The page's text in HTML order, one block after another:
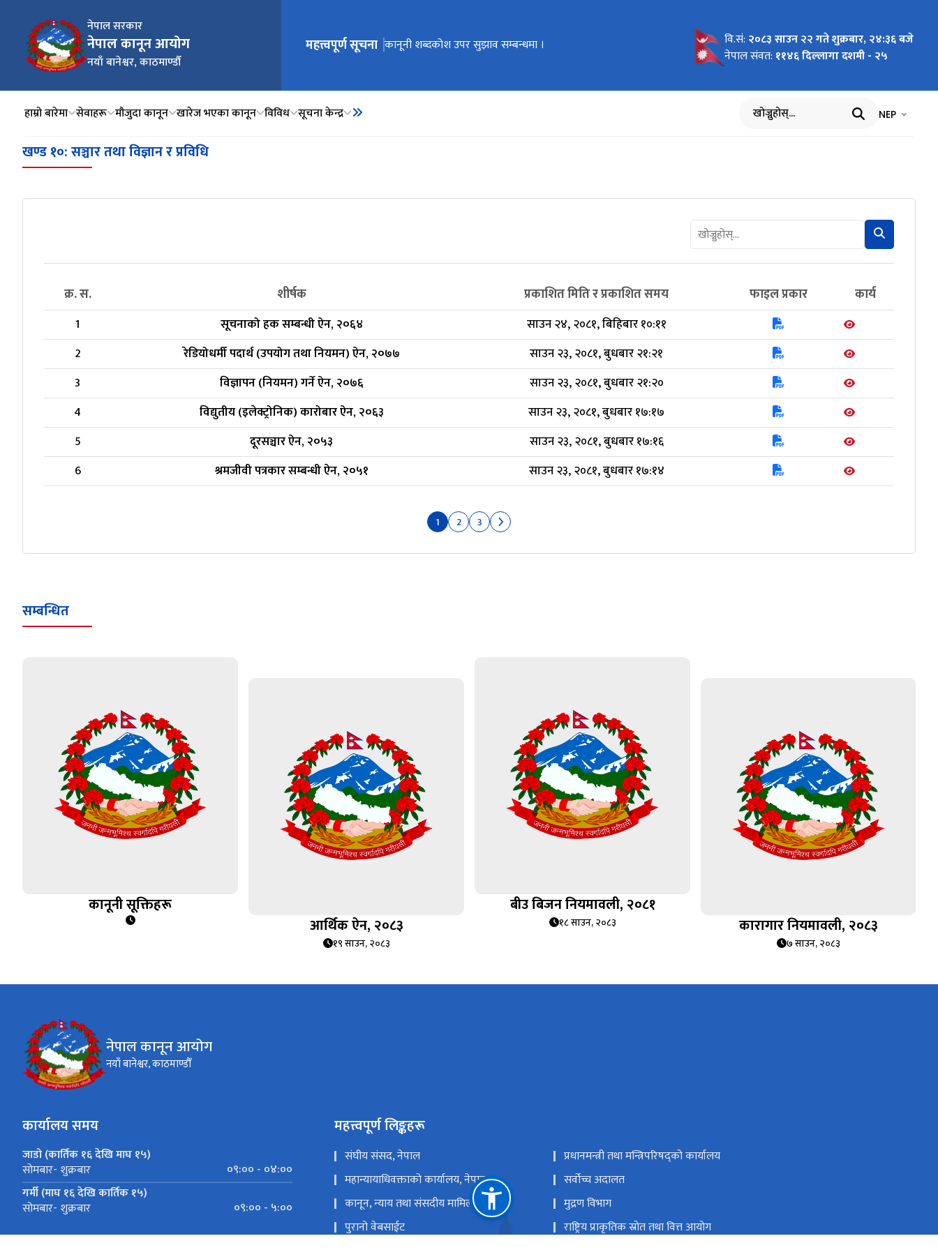
नेपाल सरकार
नेपाल कानून आयोग
नयाँ बानेश्वर, काठमाण्डौँ
मुख्य नेभिगेसनमा जानुहोस्
महत्त्वपूर्ण सूचना कार्यालय स्थानान्तरण भएको सूचना ।
कानूनी शब्दकोश उपर सुझाव सम्बन्धमा ।
कानूनी शब्दकोश वि.सं: २०८३ साउन २२ गते शुक्रबार, २४:३६ बजे
नेपाल संवत: ११४६ दिल्लागा दशमी - २५
हाम्रो बारेमा सेवाहरू मौजुदा कानून खारेज भएका कानून विविध सूचना केन्द्र खोज्नुहोस् भाषा चयन
NEP
खण्ड १०: सञ्चार तथा विज्ञान र प्रविधि
क्र. स. शीर्षक प्रकाशित मिति र प्रकाशित समय फाइल प्रकार कार्य
1 सूचनाको हक सम्बन्धी ऐन, २०६४
साउन २४, २०८१, बिहिबार १०:११
2
रेडियोधर्मी पदार्थ (उपयोग तथा नियमन) ऐन, २०७७
साउन २३, २०८१, बुधबार २१:२१
3
विज्ञापन (नियमन) गर्ने ऐन, २०७६
साउन २३, २०८१, बुधबार २१:२०
4
विद्युतीय (इलेक्ट्रोनिक) कारोबार ऐन, २०६३
साउन २३, २०८१, बुधबार १७:१७
5
दूरसञ्चार ऐन, २०५३
साउन २३, २०८१, बुधबार १७:१६
6
श्रमजीवी पत्रकार सम्बन्धी ऐन, २०५१ साउन २३, २०८१, बुधबार १७:१४
1 2 3
सम्बन्धित
कानूनी सूक्तिहरू
आर्थिक ऐन, २०८३
१९ साउन, २०८३
बीउ बिजन नियमावली, २०८१
१८ साउन, २०८३ कारागार नियमावली, २०८३
७ साउन, २०८३
नेपाल कानून आयोग
नयाँ बानेश्वर, काठमाण्डौँ
कार्यालय समय
जाडो (कार्तिक १६ देखि माघ १५)
सोमबार- शुक्रबार
०९:०० - ०४:००
गर्मी (माघ १६ देखि कार्तिक १५)
सोमबार- शुक्रबार ०९:०० - ५:००
महत्त्वपूर्ण लिङ्कहरू
संघीय संसद, नेपाल
प्रधानमन्त्री तथा मन्त्रिपरिषद्को कार्यालय
महान्यायाधिवक्ताको कार्यालय, नेपाल
सर्वोच्च अदालत
कानून, न्याय तथा संसदीय मामिला मन्त्रालय
मुद्रण विभाग
पुरानो वेबसाईट
राष्ट्रिय प्राकृतिक स्रोत तथा वित्त आयोग